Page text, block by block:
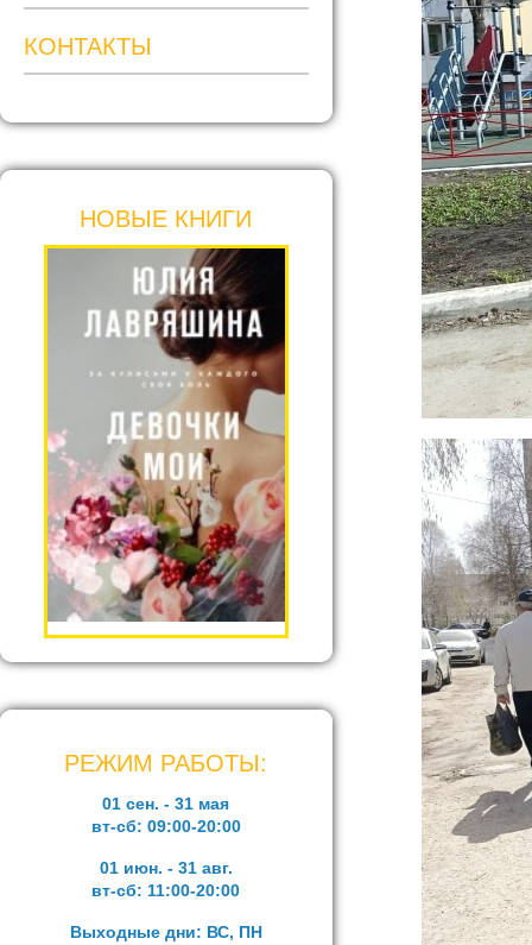
КОНТАКТЫ
НОВЫЕ КНИГИ
РЕЖИМ РАБОТЫ:
01 сен. - 31 мая
вт-сб: 09:00-20:00
01 июн. - 31 авг.
вт-сб: 11:00-20:00
Выходные дни: ВС, ПН